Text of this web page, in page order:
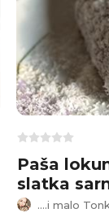
Paša
slatka
....i malo